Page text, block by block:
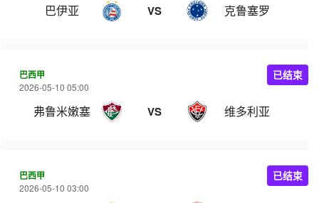
巴伊亚 VS 克鲁塞罗
巴西甲
2026-05-10 05:00
弗鲁米嫩塞 VS 维多利亚
已结束
巴西甲
2026-05-10 03:00
已结束